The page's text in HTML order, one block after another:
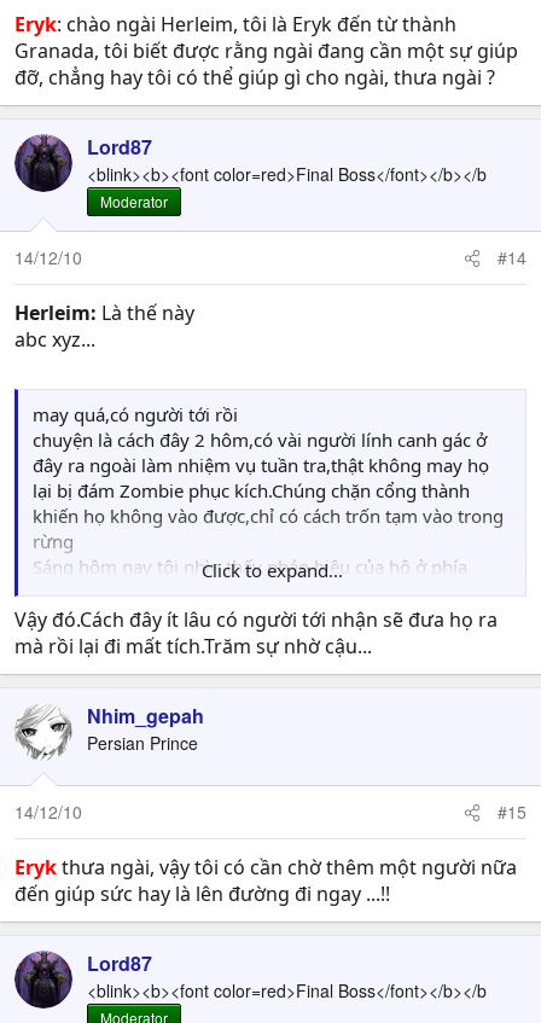
Eryk: chào ngài Herleim, tôi là Eryk đến từ thành
Granada, tôi biết được rằng ngài đang cần một sự giúp
đỡ, chẳng hay tôi có thể giúp gì cho ngài, thưa ngài ?
Lord87
<blink><b><font color=red>Final Boss</font></b></b
Moderator
14/12/10 #14
Herleim: Là thế này
abc xyz...
may quá,có người tới rồi
chuyện là cách đây 2 hôm,có vài người lính canh gác ở
đây ra ngoài làm nhiệm vụ tuần tra,thật không may họ
lại bị đám Zombie phục kích.Chúng chặn cổng thành
khiến họ không vào được,chỉ có cách trốn tạm vào trong
rừng
Sáng hôm nay tôi nhìn thấy pháo hiệu của hộ ở phía
đông Vùng đất chết,đó là "Hang ẩm".Chỗ đó tuy ít lũ
Zombie nhưng lại có lũ Eyeball rất nguy hiểm.Tôi cần ít
nhất là 2 người cùng vào đó giải cứu cho họ
cô là 1 người rồi,có lẽ nên đợi thêm 1 người nữa,2 người
Click to expand...
Vậy đó.Cách đây ít lâu có người tới nhận sẽ đưa họ ra
mà rồi lại đi mất tích.Trăm sự nhờ cậu...
Nhim_gepah
Persian Prince
14/12/10 #15
Erykthưa ngài, vậy tôi có cần chờ thêm một người nữa
đến giúp sức hay là lên đường đi ngay ...!!
Lord87
<blink><b><font color=red>Final Boss</font></b></b
Moderator